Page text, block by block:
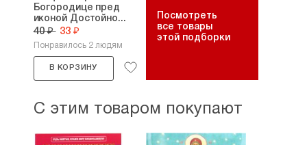
Богородице пред
иконой Достойно...
40 ₽ 33 ₽
Понравилось 2 людям
В КОРЗИНУ
Посмотреть
все товары
этой подборки
С этим товаром покупают